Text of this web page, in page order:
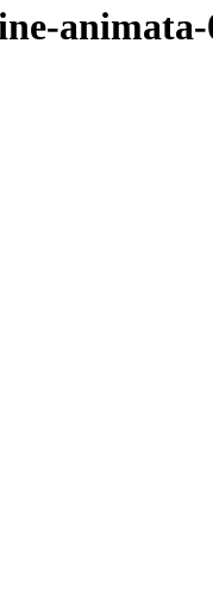
animata-